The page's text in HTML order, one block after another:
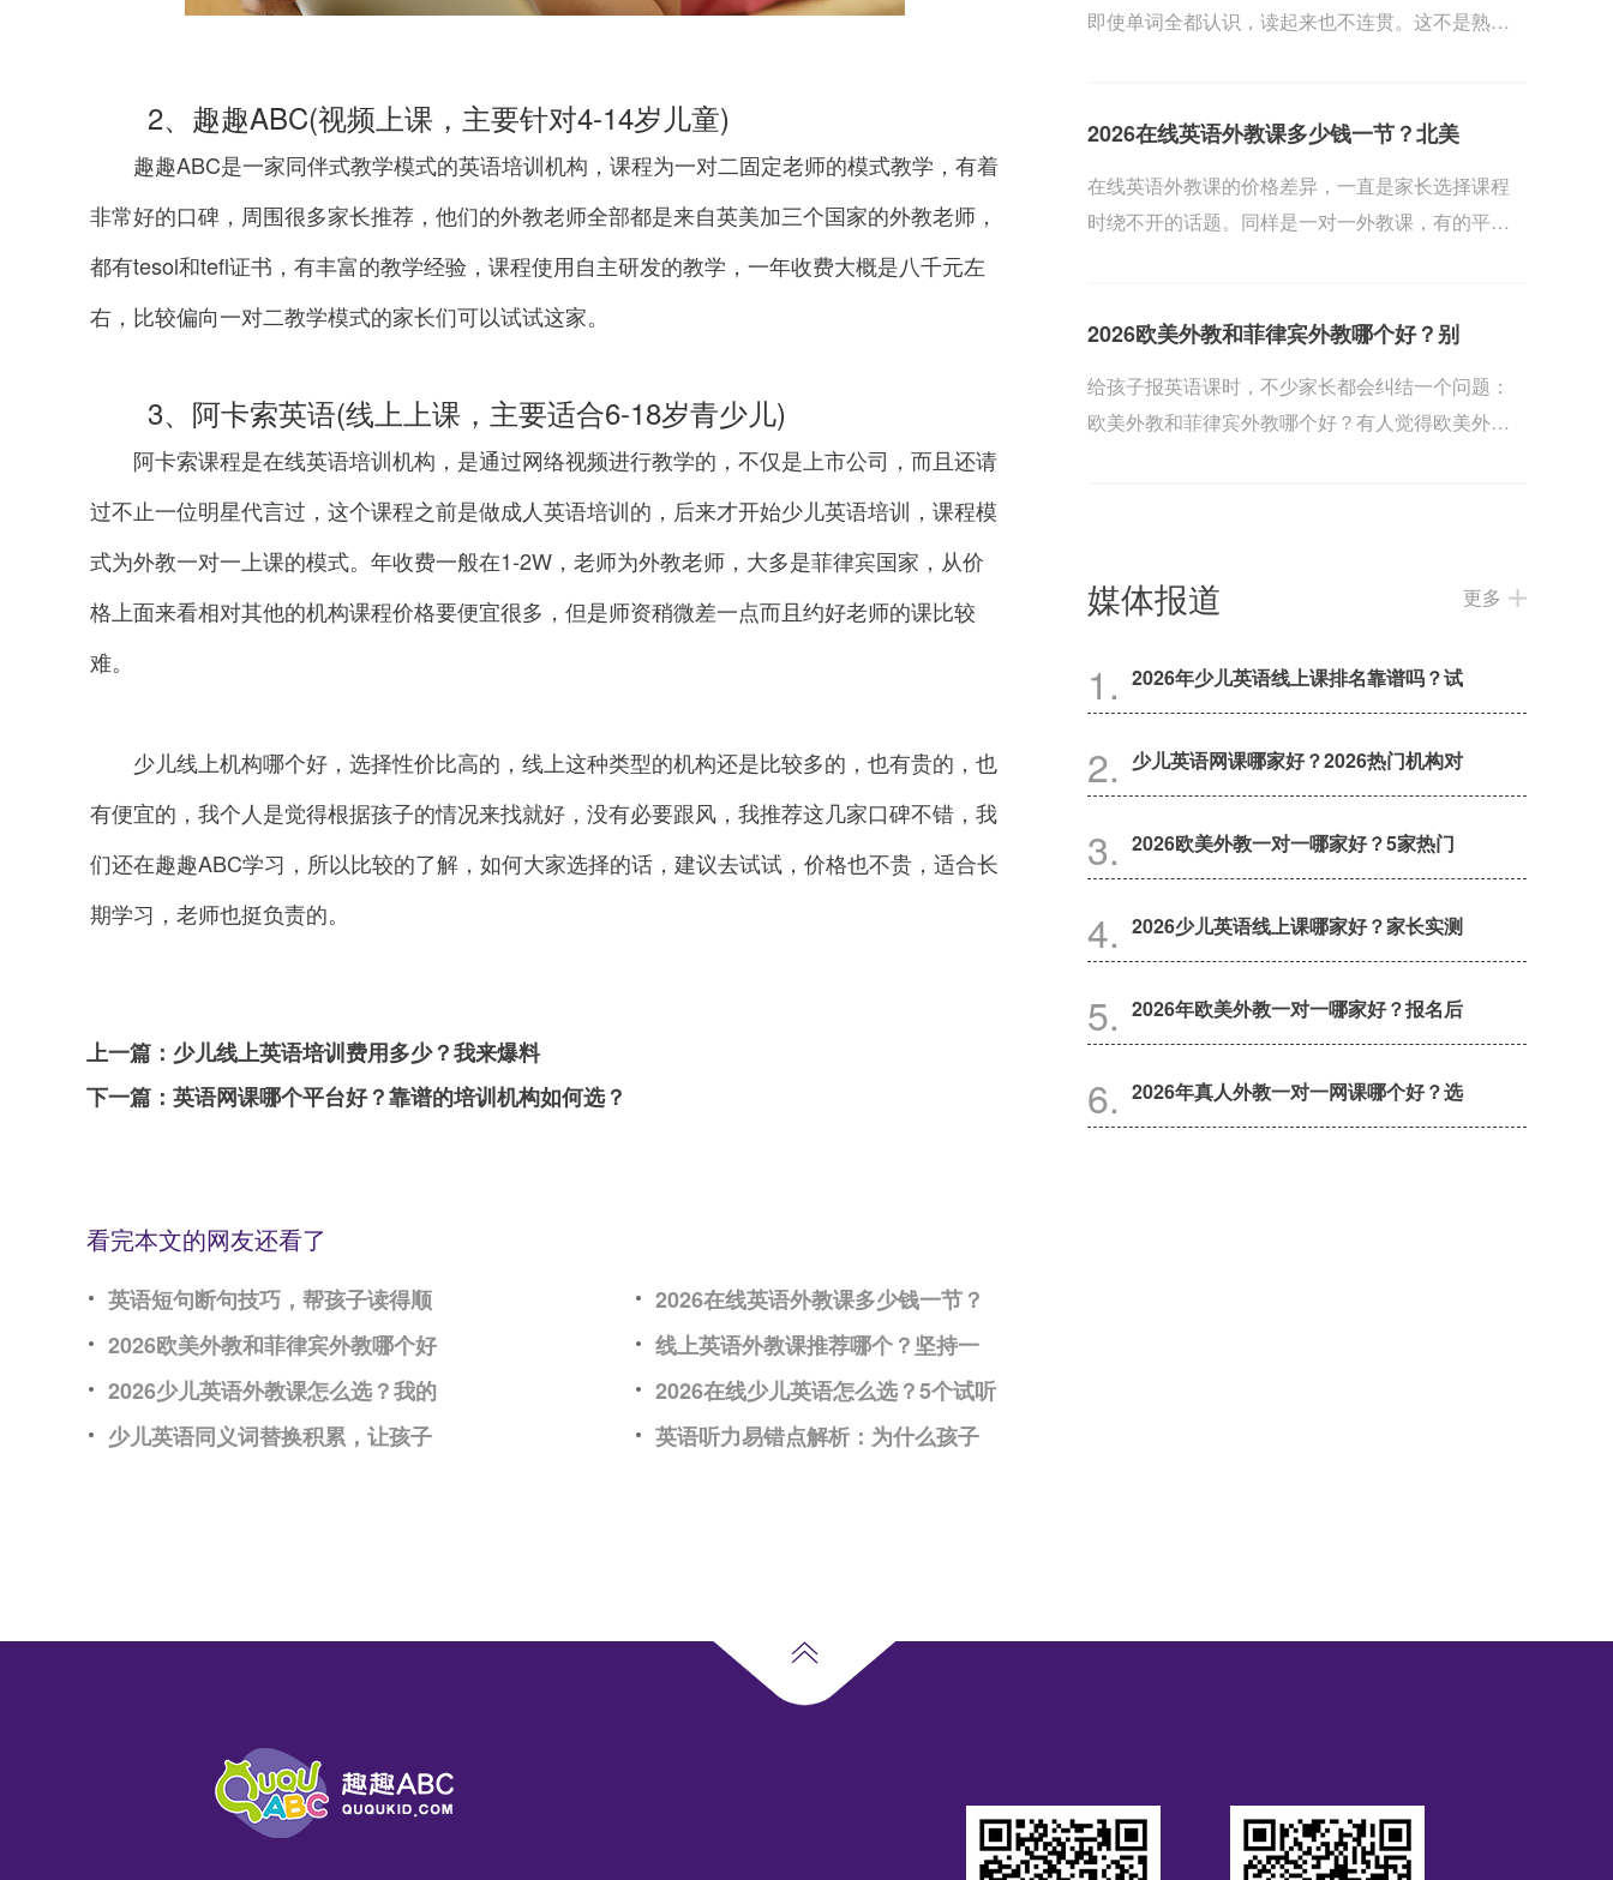
2、趣趣ABC(视频上课，主要针对4-14岁儿童)
趣趣ABC是一家同伴式教学模式的英语培训机构，课程为一对二固定老师的模式教学，有着
非常好的口碑，周围很多家长推荐，他们的外教老师全部都是来自英美加三个国家的外教老师，
都有tesol和tefl证书，有丰富的教学经验，课程使用自主研发的教学，一年收费大概是八千元左
右，比较偏向一对二教学模式的家长们可以试试这家。
3、阿卡索英语(线上上课，主要适合6-18岁青少儿)
阿卡索课程是在线英语培训机构，是通过网络视频进行教学的，不仅是上市公司，而且还请
过不止一位明星代言过，这个课程之前是做成人英语培训的，后来才开始少儿英语培训，课程模
式为外教一对一上课的模式。年收费一般在1-2W，老师为外教老师，大多是菲律宾国家，从价
格上面来看相对其他的机构课程价格要便宜很多，但是师资稍微差一点而且约好老师的课比较
难。
少儿线上机构哪个好，选择性价比高的，线上这种类型的机构还是比较多的，也有贵的，也
有便宜的，我个人是觉得根据孩子的情况来找就好，没有必要跟风，我推荐这几家口碑不错，我
们还在趣趣ABC学习，所以比较的了解，如何大家选择的话，建议去试试，价格也不贵，适合长
期学习，老师也挺负责的。
上一篇： 少儿线上英语培训费用多少？我来爆料
下一篇： 英语网课哪个平台好？靠谱的培训机构如何选？
看完本文的网友还看了
英语短句断句技巧，帮孩子读得顺
2026在线英语外教课多少钱一节？
2026欧美外教和菲律宾外教哪个好
线上英语外教课推荐哪个？坚持一
2026少儿英语外教课怎么选？我的
2026在线少儿英语怎么选？5个试听
少儿英语同义词替换积累，让孩子
英语听力易错点解析：为什么孩子
即使单词全都认识，读起来也不连贯。这不是熟练
2026在线英语外教课多少钱一节？北美
在线英语外教课的价格差异，一直是家长选择课程
时绕不开的话题。同样是一对一外教课，有的平台
2026欧美外教和菲律宾外教哪个好？别
给孩子报英语课时，不少家长都会纠结一个问题：
欧美外教和菲律宾外教哪个好？有人觉得欧美外教
媒体报道 更多
2026年少儿英语线上课排名靠谱吗？试
少儿英语网课哪家好？2026热门机构对
2026欧美外教一对一哪家好？5家热门
2026少儿英语线上课哪家好？家长实测
2026年欧美外教一对一哪家好？报名后
2026年真人外教一对一网课哪个好？选